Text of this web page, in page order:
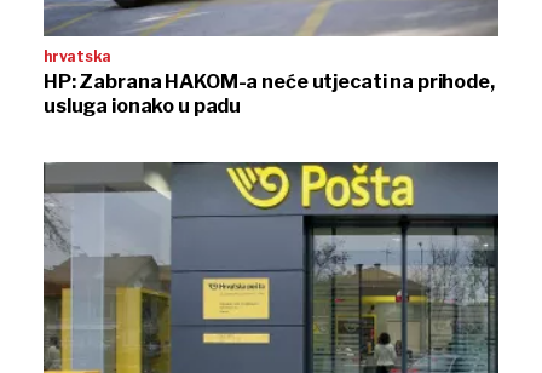
hrvatska
HP: Zabrana HAKOM-a neće utjecati na prihode,
usluga ionako u padu